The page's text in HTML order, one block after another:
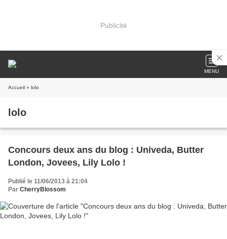
Publicité
MENU
Accueil » lolo
lolo
Concours deux ans du blog : Univeda, Butter
London, Jovees, Lily Lolo !
Publié le 11/06/2013 à 21:04
Par CherryBlossom